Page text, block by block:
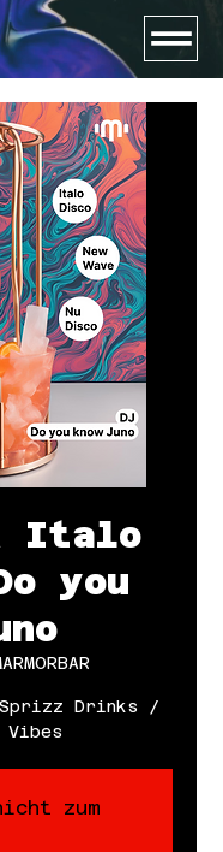
Italo
you
Drinks /
Vibes
zum